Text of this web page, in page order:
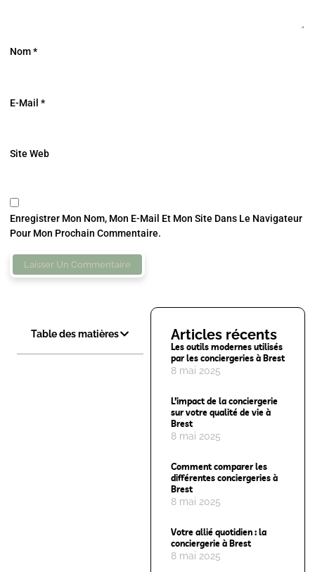
Nom*
E-Mail *
Site Web
Enregistrer Mon Nom, Mon E-Mail Et Mon Site Dans Le Navigateur
Pour Mon Prochain Commentaire.
Table des matières Articles récents
Les outils modernes utilisés
par les conciergeries à Brest
8 mai 2025
L’impact de la conciergerie
sur votre qualité de vie à
Brest
8 mai 2025
Comment comparer les
différentes conciergeries à
Brest
8 mai 2025
Votre allié quotidien : la
conciergerie à Brest
8 mai 2025